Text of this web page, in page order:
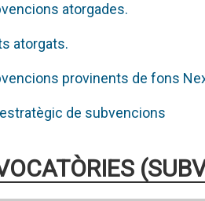
atorgades.
atorgats.
provinents de fons
de subvencions